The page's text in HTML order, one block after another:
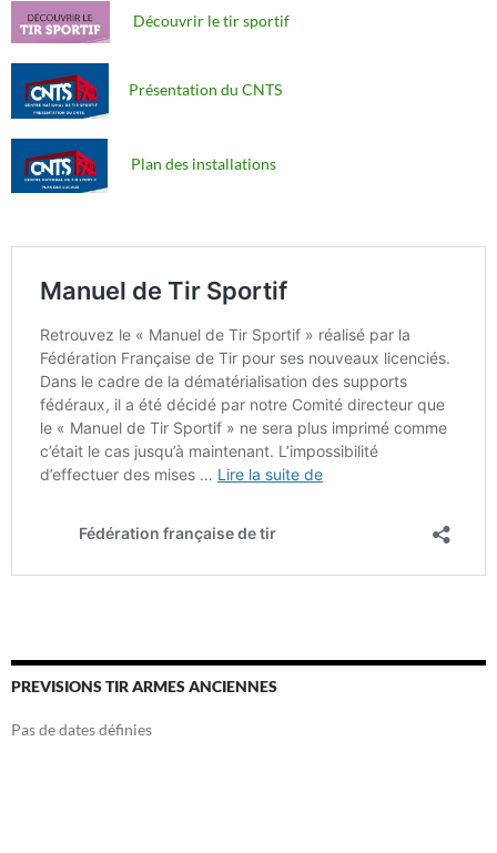
Découvrir le tir sportif
Présentation du CNTS
Plan des installations
PREVISIONS TIR ARMES ANCIENNES
Pas de dates définies